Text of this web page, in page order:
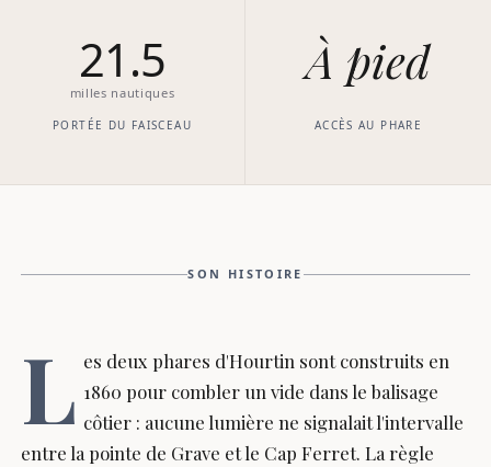
21.5
milles nautiques
PORTÉE DU FAISCEAU
À pied
ACCÈS AU PHARE
SON HISTOIRE
L es deux phares d'Hourtin sont construits en
1860 pour combler un vide dans le balisage
côtier : aucune lumière ne signalait l'intervalle
entre la pointe de Grave et le Cap Ferret. La règle